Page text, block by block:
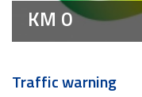
KM 0
Traffic warning